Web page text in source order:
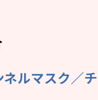
ルマスク／